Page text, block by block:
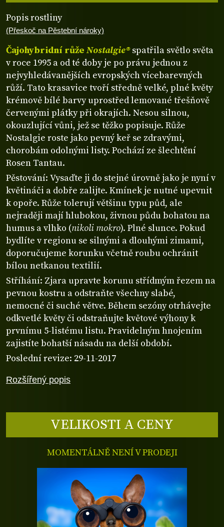
Rozšířený popis
Popis rostliny
(Přeskoč na Pěstební nároky)
Čajohybridní růže Nostalgie®spatřila světlo světa
v roce 1995 a od té doby je po právu jednou z
nejvyhledávanějších evropských vícebarevných
růží. Tato krasavice tvoří středně velké, plné květy
krémově bílé barvy uprostřed lemované třešňově
červenými plátky při okrajích. Nesou silnou,
okouzlující vůni, jež se těžko popisuje. Růže
Nostalgie roste jako pevný keř se zdravými,
chorobám odolnými listy. Pochází ze šlechtění
Rosen Tantau.
Pěstování: Vysaďte ji do stejné úrovně jako je nyní v
květináči a dobře zalijte. Kmínek je nutné upevnit
k opoře. Růže tolerují většinu typu půd, ale
nejraději mají hlubokou, živnou půdu bohatou na
humus a vlhko (nikoli mokro). Plné slunce. Pokud
bydlíte v regionu se silnými a dlouhými zimami,
doporučujeme korunku včetně roubu ochránit
bílou netkanou textilií.
Stříhání: Zjara upravte korunu střídmým řezem na
pevnou kostru a odstraňte všechny slabé,
nemocné či suché větve. Během sezóny otrhávejte
odkvetlé květy či odstraňujte květové výhony k
prvnímu 5-listému listu. Pravidelným hnojením
zajistíte bohatší násadu na delší období.
Poslední revize: 29-11-2017
VELIKOSTI A CENY
MOMENTÁLNĚ NENÍ V PRODEJI